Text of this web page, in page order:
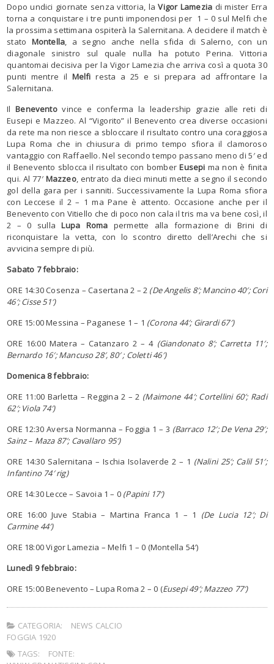
Dopo undici giornate senza vittoria, laVigor Lamezia di mister Erra
torna a conquistare i tre punti imponendosi per 1 – 0 sul Melfi che
la prossima settimana ospiterà la Salernitana. A decidere il match è
stato Montella, a segno anche nella sfida di Salerno, con un
diagonale sinistro sul quale nulla ha potuto Perina. Vittoria
quantomai decisiva per la Vigor Lamezia che arriva così a quota 30
punti mentre il Melfi resta a 25 e si prepara ad affrontare la
Salernitana.
IlBeneventovince e conferma la leadership grazie alle reti di
Eusepi e Mazzeo. Al “Vigorito” il Benevento crea diverse occasioni
da rete ma non riesce a sbloccare il risultato contro una coraggiosa
Lupa Roma che in chiusura di primo tempo sfiora il clamoroso
vantaggio con Raffaello. Nel secondo tempo passano meno di 5′ ed
il Benevento sblocca il risultato con bomberEusepi ma non è finita
qui. Al 77′ Mazzeo, entrato da dieci minuti mette a segno il secondo
gol della gara per i sanniti. Successivamente la Lupa Roma sfiora
con Leccese il 2 – 1 ma Pane è attento. Occasione anche per il
Benevento con Vitiello che di poco non cala il tris ma va bene così, il
2 – 0 sullaLupa Roma permette alla formazione di Brini di
riconquistare la vetta, con lo scontro diretto dell’Arechi che si
avvicina sempre di più.
Sabato 7 febbraio:
ORE 14:30 Cosenza – Casertana 2 – 2 (De Angelis 8′; Mancino 40′; Cori
46′; Cisse 51′)
ORE 15:00 Messina – Paganese 1 – 1 (Corona 44′; Girardi 67′)
ORE 16:00 Matera – Catanzaro 2 – 4 (Giandonato 8′; Carretta 11′;
Bernardo 16′; Mancuso 28′, 80′ ; Coletti 46′)
Domenica 8 febbraio:
ORE 11:00 Barletta – Reggina 2 – 2 (Maimone 44′; Cortellini 60′; Radi
62′; Viola 74′)
ORE 12:30 Aversa Normanna – Foggia 1 – 3 (Barraco 12′; De Vena 29′;
Sainz – Maza 87′; Cavallaro 95′)
ORE 14:30 Salernitana – Ischia Isolaverde 2 – 1 (Nalini 25′; Calil 51′;
Infantino 74′ rig)
ORE 14:30 Lecce – Savoia 1 – 0 (Papini 17′)
ORE 16:00 Juve Stabia – Martina Franca 1 – 1 (De Lucia 12′; Di
Carmine 44′)
ORE 18:00 Vigor Lamezia – Melfi 1 – 0 (Montella 54′)
Lunedì 9 febbraio:
ORE 15:00 Benevento – Lupa Roma 2 – 0 (Eusepi 49′; Mazzeo 77′)
CATEGORIA:
NEWS CALCIO
FOGGIA 1920
TAGS:
FONTE: